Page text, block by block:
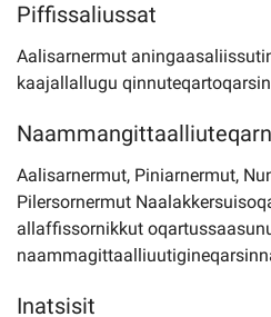
Piffissaliussat
Aalisarnermut
kaajallallugu
Aalisarnermut, Piniarnermut,
Pilersornermut
allaffissornikkut
Inatsisit